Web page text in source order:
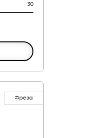
30
Фреза